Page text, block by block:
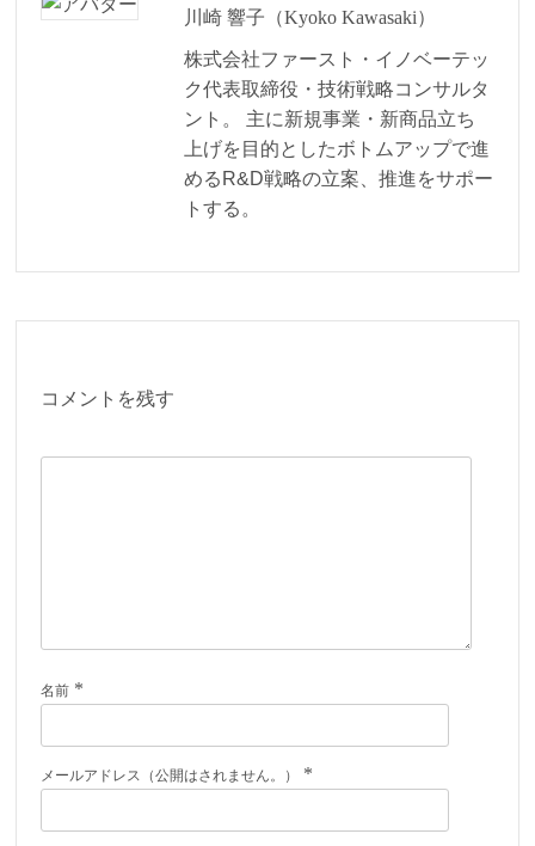
川崎 響子（Kyoko Kawasaki）
株式会社ファースト・イノベーテッ
ク代表取締役・技術戦略コンサルタ
ント。 主に新規事業・新商品立ち
上げを目的としたボトムアップで進
めるR&D戦略の立案、推進をサポー
トする。
コメントを残す
名前 *
メールアドレス（公開はされません。） *